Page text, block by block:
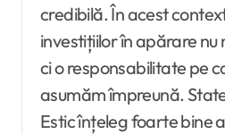
credibilă. În acest
investițiilor în apărare nu
ci o responsabilitate pe
asumăm împreună.
Estic înțeleg foarte bine